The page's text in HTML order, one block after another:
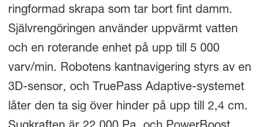
ringformad skrapa som tar bort fint damm.
Självrengöringen använder uppvärmt vatten
och en roterande enhet på upp till 5 000
varv/min. Robotens kantnavigering styrs av en
3D-sensor, och TruePass Adaptive-systemet
låter den ta sig över hinder på upp till 2,4 cm.